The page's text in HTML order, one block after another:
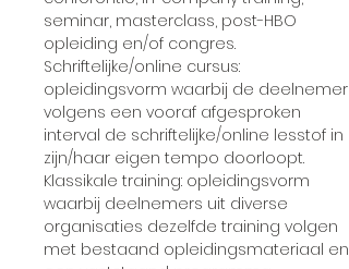
seminar, masterclass, post-HBO
opleiding en/of congres.
Schriftelijke/online cursus:
opleidingsvorm waarbij de deelnemer
volgens een vooraf afgesproken
interval de schriftelijke/online lesstof in
zijn/haar eigen tempo doorloopt.
Klassikale training: opleidingsvorm
waarbij deelnemers uit diverse
organisaties dezelfde training volgen
met bestaand opleidingsmateriaal en